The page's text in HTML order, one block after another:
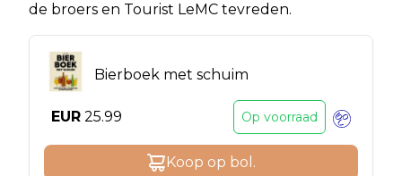
de broers en Tourist LeMC tevreden.
Bierboek met schuim
EUR 25.99 Op voorraad
Koop op bol .